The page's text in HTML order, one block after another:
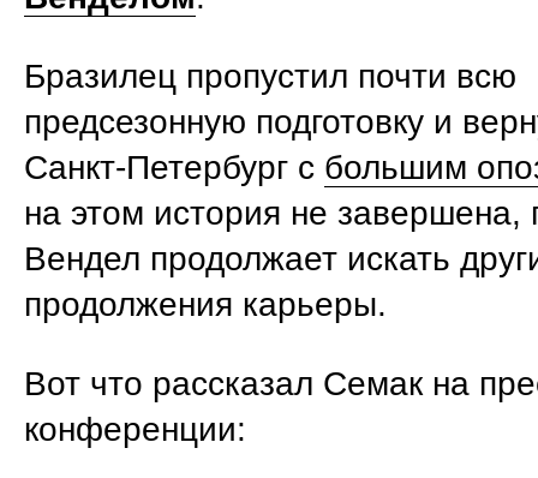
Бразилец пропустил почти всю
предсезонную подготовку и
Санкт-Петербург с большим
на этом история не завершена,
Вендел продолжает искать
продолжения карьеры.
Вот что рассказал Семак на
конференции: